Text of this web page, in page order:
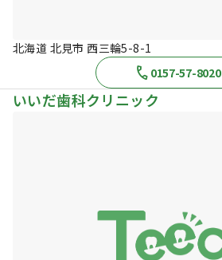
北海道 北見市 西三輪5-8-1
0157-57-8020
いいだ歯科クリニック